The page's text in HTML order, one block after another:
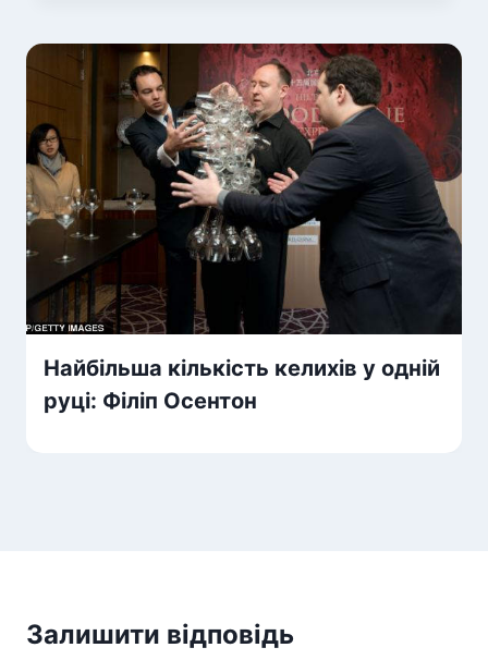
Найбільша кількість келихів у одній
руці: Філіп Осентон
Залишити відповідь